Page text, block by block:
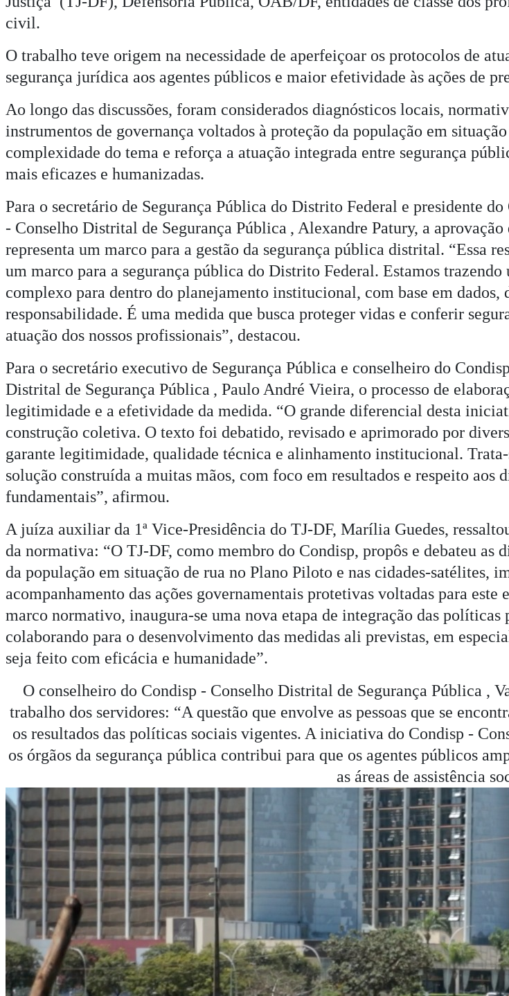
civil.
O trabalho teve origem na necessidade de aperfeiçoar os protocolos de
segurança jurídica aos agentes públicos e maior efetividade às ações de
Ao longo das discussões, foram considerados diagnósticos locais,
instrumentos de governança voltados à proteção da população em
complexidade do tema e reforça a atuação integrada entre segurança
mais eficazes e humanizadas.
Para o secretário de Segurança Pública do Distrito Federal e presidente do
- Conselho Distrital de Segurança Pública , Alexandre Patury, a aprovação
representa um marco para a gestão da segurança pública distrital. “Essa
um marco para a segurança pública do Distrito Federal. Estamos trazendo
complexo para dentro do planejamento institucional, com base em dados,
responsabilidade. É uma medida que busca proteger vidas e conferir
atuação dos nossos profissionais”, destacou.
Para o secretário executivo de Segurança Pública e conselheiro do
Distrital de Segurança Pública , Paulo André Vieira, o processo de
legitimidade e a efetividade da medida. “O grande diferencial desta
construção coletiva. O texto foi debatido, revisado e aprimorado por
garante legitimidade, qualidade técnica e alinhamento institucional. Trata-
solução construída a muitas mãos, com foco em resultados e respeito aos
fundamentais”, afirmou.
A juíza auxiliar da 1ª Vice-Presidência do TJ-DF, Marília Guedes,
da normativa: “O TJ-DF, como membro do Condisp, propôs e debateu as
da população em situação de rua no Plano Piloto e nas cidades-satélites,
acompanhamento das ações governamentais protetivas voltadas para
marco normativo, inaugura-se uma nova etapa de integração das
colaborando para o desenvolvimento das medidas ali previstas, em
seja feito com eficácia e humanidade”.
O conselheiro do Condisp - Conselho Distrital de Segurança Pública ,
trabalho dos servidores: “A questão que envolve as pessoas que se
os resultados das políticas sociais vigentes. A iniciativa do Condisp -
os órgãos da segurança pública contribui para que os agentes públicos
as áreas de assistência